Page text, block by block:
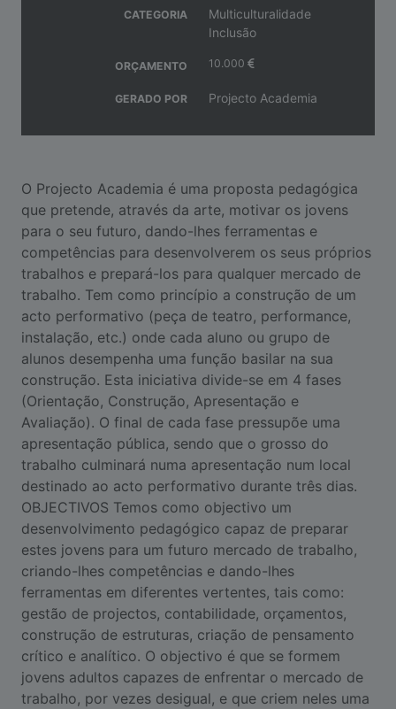
CATEGORIA
Multiculturalidade
Inclusão
ORÇAMENTO 10.000
GERADO POR Projecto Academia
O Projecto Academia é uma proposta pedagógica
que pretende, através da arte, motivar os jovens
para o seu futuro, dando-lhes ferramentas e
competências para desenvolverem os seus próprios
trabalhos e prepará-los para qualquer mercado de
trabalho. Tem como princípio a construção de um
acto performativo (peça de teatro, performance,
instalação, etc.) onde cada aluno ou grupo de
alunos desempenha uma função basilar na sua
construção. Esta iniciativa divide-se em 4 fases
(Orientação, Construção, Apresentação e
Avaliação). O final de cada fase pressupõe uma
apresentação pública, sendo que o grosso do
trabalho culminará numa apresentação num local
destinado ao acto performativo durante três dias.
OBJECTIVOS Temos como objectivo um
desenvolvimento pedagógico capaz de preparar
estes jovens para um futuro mercado de trabalho,
criando-lhes competências e dando-lhes
ferramentas em diferentes vertentes, tais como:
gestão de projectos, contabilidade, orçamentos,
construção de estruturas, criação de pensamento
crítico e analítico. O objectivo é que se formem
jovens adultos capazes de enfrentar o mercado de
trabalho, por vezes desigual, e que criem neles uma